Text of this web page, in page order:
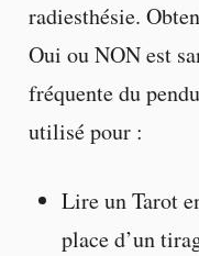
radiesthésie.
Oui ou NON est
fréquente du
utilisé pour :
Lire un Tarot
place d’un